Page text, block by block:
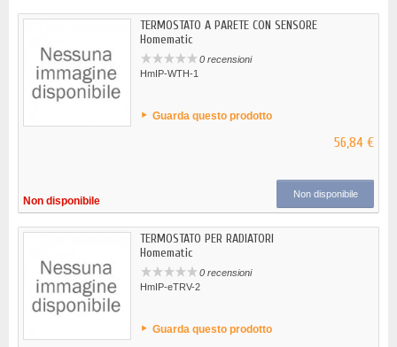
TERMOSTATO A PARETE CON SENSORE
Homematic
0 recensioni
HmIP-WTH-1
Guarda questo prodotto
56,84 €
Non disponibile
Non disponibile
TERMOSTATO PER RADIATORI
Homematic
0 recensioni
HmIP-eTRV-2
Guarda questo prodotto